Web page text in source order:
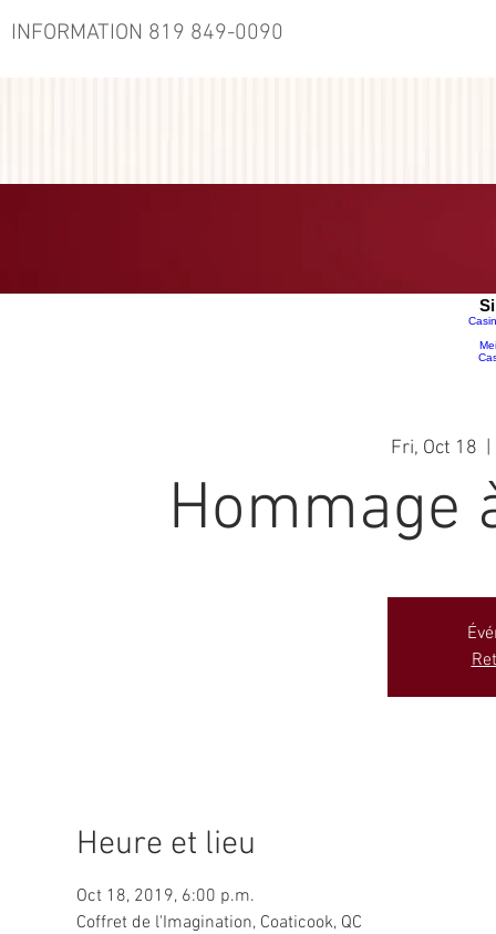
INFORMATION 819 849-0090
Fri, Oct 18
Hommage
Heure et lieu
Oct 18, 2019, 6:00 p.m.
Coffret de l'Imagination, Coaticook, QC